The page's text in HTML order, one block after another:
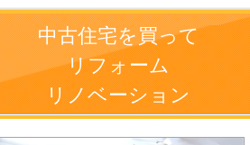
中古住宅を買って
リフォーム
リノベーション